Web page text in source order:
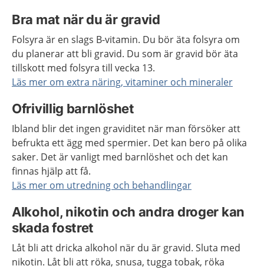
Bra mat när du är gravid
Folsyra är en slags B-vitamin. Du bör äta folsyra om
du planerar att bli gravid. Du som är gravid bör äta
tillskott med folsyra till vecka 13.
Läs mer om extra näring, vitaminer och mineraler
Ofrivillig barnlöshet
Ibland blir det ingen graviditet när man försöker att
befrukta ett ägg med spermier. Det kan bero på olika
saker. Det är vanligt med barnlöshet och det kan
finnas hjälp att få.
Läs mer om utredning och behandlingar
Alkohol, nikotin och andra droger kan
skada fostret
Låt bli att dricka alkohol när du är gravid. Sluta med
nikotin. Låt bli att röka, snusa, tugga tobak, röka